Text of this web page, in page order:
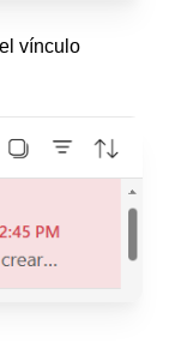
vínculo